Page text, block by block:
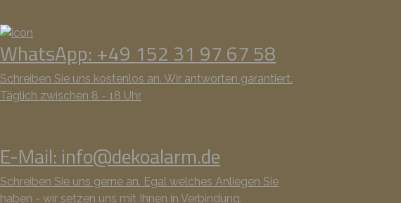
WhatsApp: +49 152 31 97 67 58
Schreiben Sie uns kostenlos an. Wir antworten garantiert.
Täglich zwischen 8 - 18 Uhr
E-Mail: info@dekoalarm.de
Schreiben Sie uns gerne an. Egal welches Anliegen Sie
haben - wir setzen uns mit Ihnen in Verbindung.